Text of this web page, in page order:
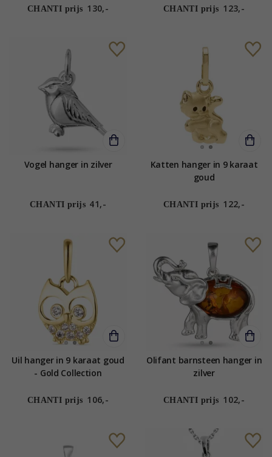
CHANTI prijs 130,-
zilver
CHANTI prijs 123,-
Vogel hanger in zilver
CHANTI prijs 41,-
Katten hanger in 9 karaat
goud
CHANTI prijs 122,-
Uil hanger in 9 karaat goud
- Gold Collection
CHANTI prijs 106,-
Olifant barnsteen hanger in
zilver
CHANTI prijs 102,-